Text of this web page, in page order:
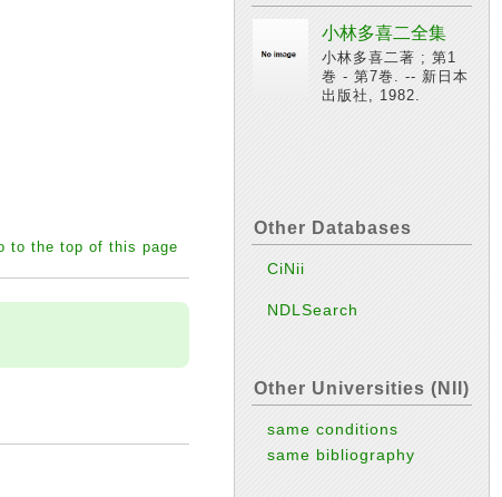
to the top of this page
小林多喜二全集
小林多喜二著 ; 第1
巻 - 第7巻. -- 新日本
出版社, 1982.
Other Databases
CiNii
NDLSearch
Other Universities (NII)
same conditions
same bibliography